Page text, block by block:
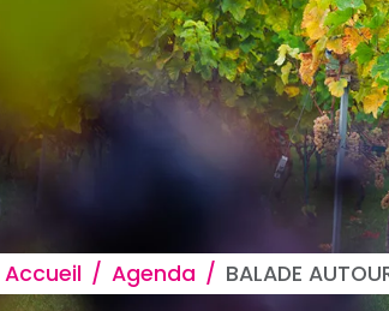
Fil d'Ariane
Accueil Agenda BALADE